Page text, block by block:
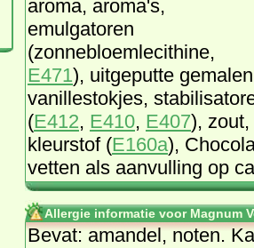
aroma, aroma's,
emulgatoren
(zonnebloemlecithine,
E471), uitgeputte gemalen
vanillestokjes,
(E412, E410, E407), zout,
kleurstof (E160a),
vetten als aanvulling op
Allergie informatie voor Magnum
Bevat: amandel, noten.